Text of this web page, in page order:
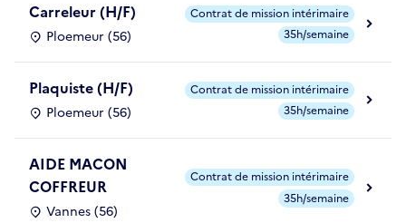
Carreleur (H/F)
Ploemeur (56)
Contrat de mission intérimaire
35h/semaine
Plaquiste (H/F)
Ploemeur (56)
Contrat de mission intérimaire
35h/semaine
AIDE MACON
COFFREUR
Vannes (56)
Contrat de mission intérimaire
35h/semaine